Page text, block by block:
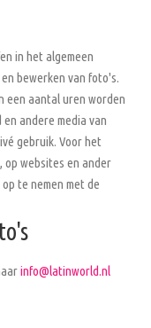
in het algemeen
bewerken van foto's.
een aantal uren worden
andere media van
gebruik. Voor het
websites en ander
te nemen met de
info@latinworld.nl